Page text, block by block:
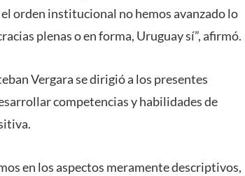
orden institucional no hemos avanzado lo
plenas o en forma, Uruguay sí”, afirmó.
Vergara se dirigió a los presentes
competencias y habilidades de
en los aspectos meramente descriptivos,